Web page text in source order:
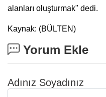
alanları oluşturmak" dedi.
Kaynak: (BÜLTEN)
Yorum Ekle
Adınız Soyadınız